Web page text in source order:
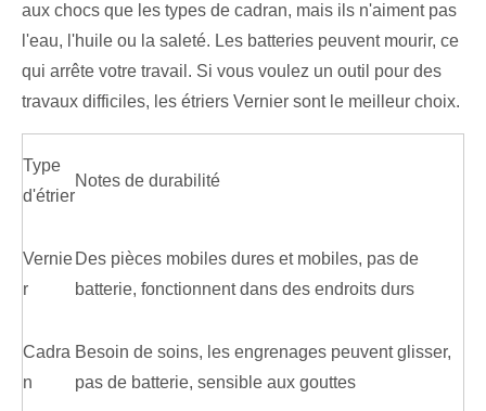
aux chocs que les types de cadran, mais ils n'aiment pas
l'eau, l'huile ou la saleté. Les batteries peuvent mourir, ce
qui arrête votre travail. Si vous voulez un outil pour des
travaux difficiles, les étriers Vernier sont le meilleur choix.
Type
d'étrier
Notes de durabilité
Vernie
r
Des pièces mobiles dures et mobiles, pas de
batterie, fonctionnent dans des endroits durs
Cadra
n
Besoin de soins, les engrenages peuvent glisser,
pas de batterie, sensible aux gouttes